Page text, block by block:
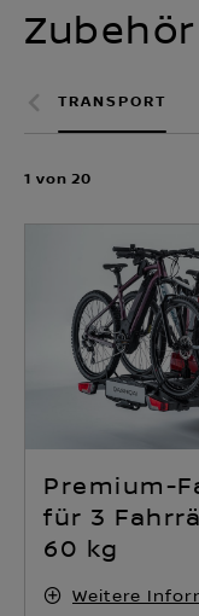
Zubehör
TRANSPORT
1 von 20
Premium-
für 3
60 kg
Weitere